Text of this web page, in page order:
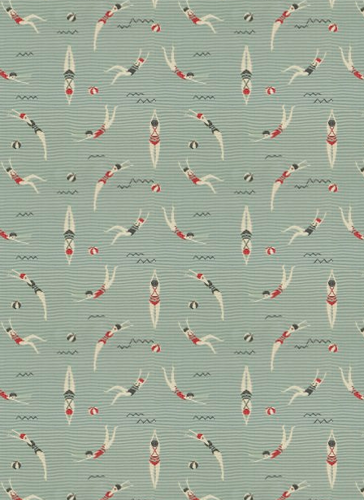
Mehr braucht’s nicht: ein
digitaler Rundgang mit
Einrichterin Clara Bona
Ein Haus, das mehr weglässt, als es zeigt, und gerade
deshalb so viel erzählt. Interiordesignerin Clara Bona
nimmt uns mit auf eine stille Reise, einen Rundgang
durch die Räume von Valentina Grimaldis Ferienhaus
an der ligurischen Küste. Ein Rückzugsort, an dem das
Licht Regie führt, die Natur der wichtigste
Mitbewohner ist und jedes Detail für etwas steht:
Ruhe.
Hometour Interview Magazin Wohnen